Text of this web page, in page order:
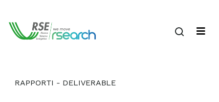
RAPPORTI - DELIVERABLE